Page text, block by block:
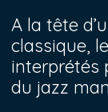
A la tête
classique,
interprétés
du jazz